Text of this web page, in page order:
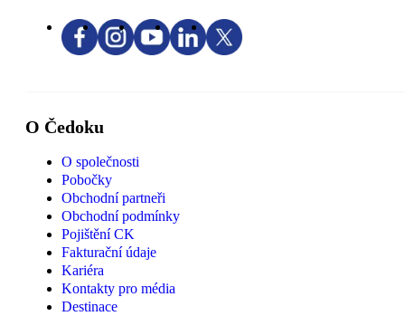
O Čedoku
O společnosti
Pobočky
Obchodní partneři
Obchodní podmínky
Pojištění CK
Fakturační údaje
Kariéra
Kontakty pro média
Destinace